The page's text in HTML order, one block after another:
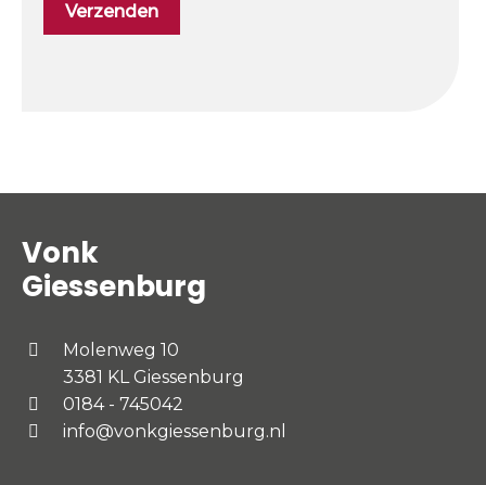
Vonk
Giessenburg
Molenweg 10
3381 KL Giessenburg
0184 - 745042
info@vonkgiessenburg.nl